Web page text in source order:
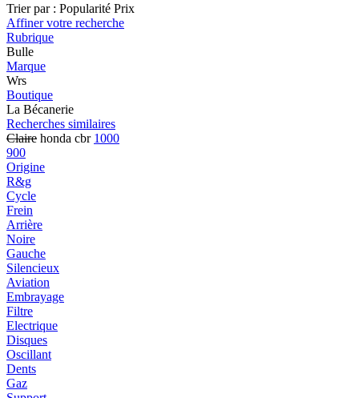
Trier par : Popularité Prix
Affiner votre recherche
Rubrique
Bulle
Marque
Wrs
Boutique
La Bécanerie
Recherches similaires
Claire honda cbr 1000
900
Origine
R&g
Cycle
Frein
Arrière
Noire
Gauche
Silencieux
Aviation
Embrayage
Filtre
Electrique
Disques
Oscillant
Dents
Gaz